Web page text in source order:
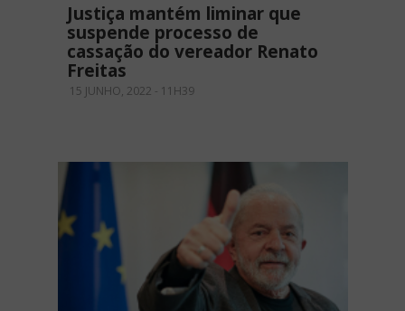
Justiça mantém liminar que
suspende processo de
cassação do vereador Renato
Freitas
15 JUNHO, 2022 - 11H39